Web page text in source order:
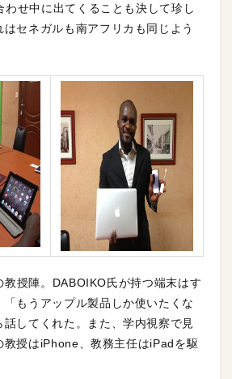
わせ中に出てくることも決して珍し
はセネガルも南アフリカも同じよう
教授陣。DABOIKO氏が持つ端末はす
もうアップル製品しか使いたくな
話してくれた。また、学内視察で見
教授はiPhone、教務主任はiPadを駆